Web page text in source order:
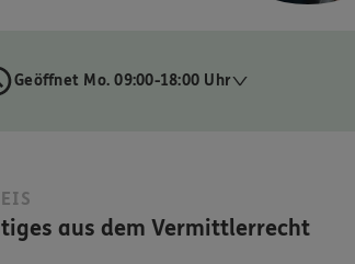
Geöffnet Mo. 09:00-18:00 Uhr
aus dem Vermittlerrecht